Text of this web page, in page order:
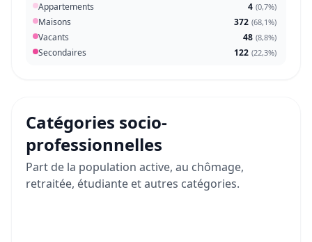
Appartements 4 (0,7%)
Maisons 372 (68,1%)
Vacants 48 (8,8%)
Secondaires 122 (22,3%)
Catégories socio-
professionnelles
Part de la population active, au chômage,
retraitée, étudiante et autres catégories.